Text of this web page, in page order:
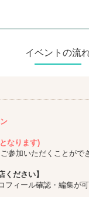
イベントの流
なります)
加いただくことができ
ください】
ィール確認・編集が可